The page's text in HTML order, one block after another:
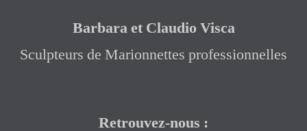
Barbara et Claudio Visca
Sculpteurs de Marionnettes professionnelles
Retrouvez-nous :